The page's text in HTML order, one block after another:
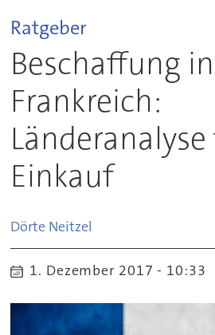
Ratgeber
Beschaffung in
Frankreich:
Einkauf
Dörte Neitzel
1. Dezember 2017 - 10:33